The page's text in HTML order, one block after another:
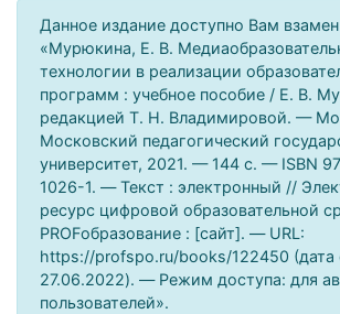
Данное издание доступно Вам
«Мурюкина, Е. В.
технологии в реализации
программ : учебное пособие / Е. В.
редакцией Т. Н. Владимировой. —
Московский педагогический
университет, 2021. — 144 c. — ISBN
1026-1. — Текст : электронный //
ресурс цифровой образовательной
PROFобразование : [сайт]. — URL:
https://profspo.ru/books/122450 (дата
27.06.2022). — Режим доступа: для
пользователей».